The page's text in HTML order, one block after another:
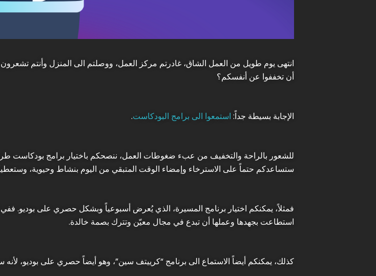
انتهى يوم طويل من العمل الشاق، غادرتم مركز العمل، ووصلتم الى المنزل وأنتم
أن تخففوا عن أنفسكم؟
الإجابة بسيطة جداً: استمعوا الى برامج البودكاست.
للشعور بالراحة والتخفيف من عبء ضغوطات العمل، ننصحكم باختيار برامج بودكاست
ستساعدكم حتماً على الاسترخاء وإمضاء الوقت المتبقي من اليوم بنشاط وحيوية،
فمثلاً، يمكنكم اختيار برنامج المسيرة، الذي يُعرض أسبوعياً وبشكل حصري على بوديو.
استطاعت بجهدها وعملها أن تبدع في مجال معيّن وتترك بصمة خالدة.
كذلك، يمكنكم أيضاً الاستماع الى برنامج “كرييتف سين”، وهو أيضاً حصري على بوديو،